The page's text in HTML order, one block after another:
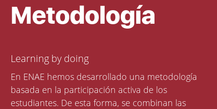
Metodología
Learning by doing
En ENAE hemos desarrollado una metodología
basada en la participación activa de los
estudiantes. De esta forma, se combinan las